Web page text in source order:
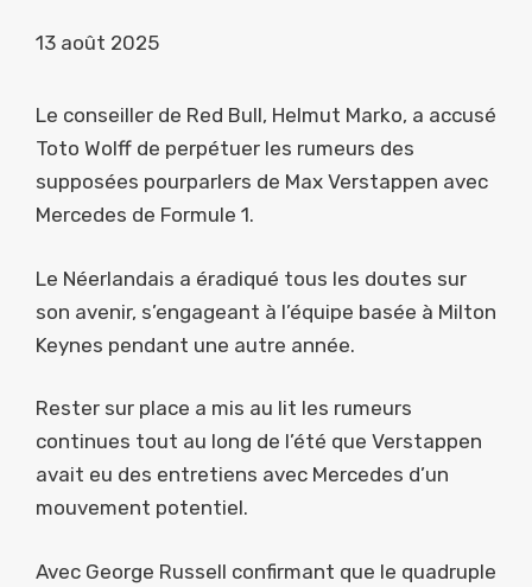
13 août 2025
Le conseiller de Red Bull, Helmut Marko, a accusé
Toto Wolff de perpétuer les rumeurs des
supposées pourparlers de Max Verstappen avec
Mercedes de Formule 1.
Le Néerlandais a éradiqué tous les doutes sur
son avenir, s’engageant à l’équipe basée à Milton
Keynes pendant une autre année.
Rester sur place a mis au lit les rumeurs
continues tout au long de l’été que Verstappen
avait eu des entretiens avec Mercedes d’un
mouvement potentiel.
Avec George Russell confirmant que le quadruple